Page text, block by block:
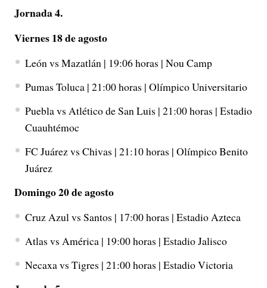
Jornada 4.
Viernes 18 de agosto
León vs Mazatlán | 19:06 horas | Nou Camp
Pumas Toluca | 21:00 horas | Olímpico Universitario
Puebla vs Atlético de San Luis | 21:00 horas | Estadio
Cuauhtémoc
FC Juárez vs Chivas | 21:10 horas | Olímpico Benito
Juárez
Domingo 20 de agosto
Cruz Azul vs Santos | 17:00 horas | Estadio Azteca
Atlas vs América | 19:00 horas | Estadio Jalisco
Necaxa vs Tigres | 21:00 horas | Estadio Victoria